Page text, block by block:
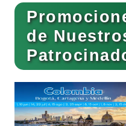
Buceo
Cafeterías
Cajas de Ahorro
de